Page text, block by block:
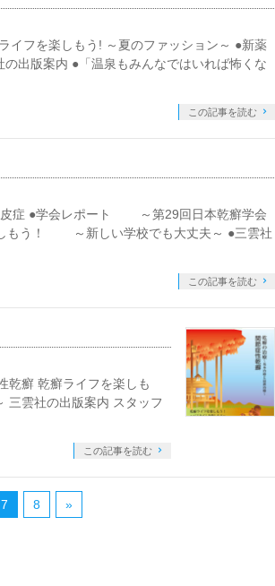
イフを楽しもう! ～夏のファッション～ ●新薬
出版案内 ●「温泉もみんなではいれば怖くな
この記事を読む
●学会レポート ～第29回日本乾癬学会
もう！ ～新しい学校でも大丈夫～ ●三雲社
この記事を読む
乾癬 乾癬ライフを楽しも
三雲社の出版案内 スタッフ
この記事を読む
7 8 »